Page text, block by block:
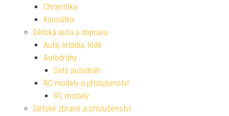
Chrastítka
Kousátka
Dětská auta a doprava
Auta, letadla, lodě
Autodráhy
Sety autodráh
RC modely a příslušenství
RC modely
Dětské zbraně a příslušenství